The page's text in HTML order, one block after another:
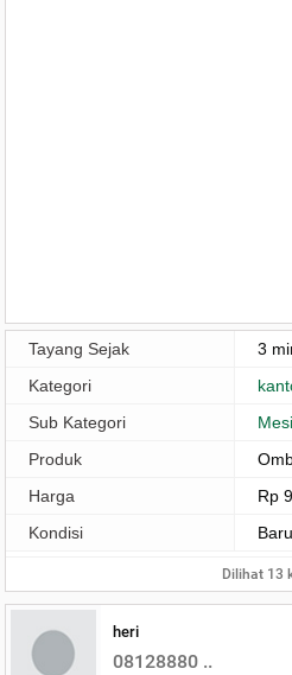
Tayang Sejak
3
Kategori
Sub Kategori
Produk
Harga
Rp
Kondisi
Baru
Dilihat 13
heri
08128880 ..